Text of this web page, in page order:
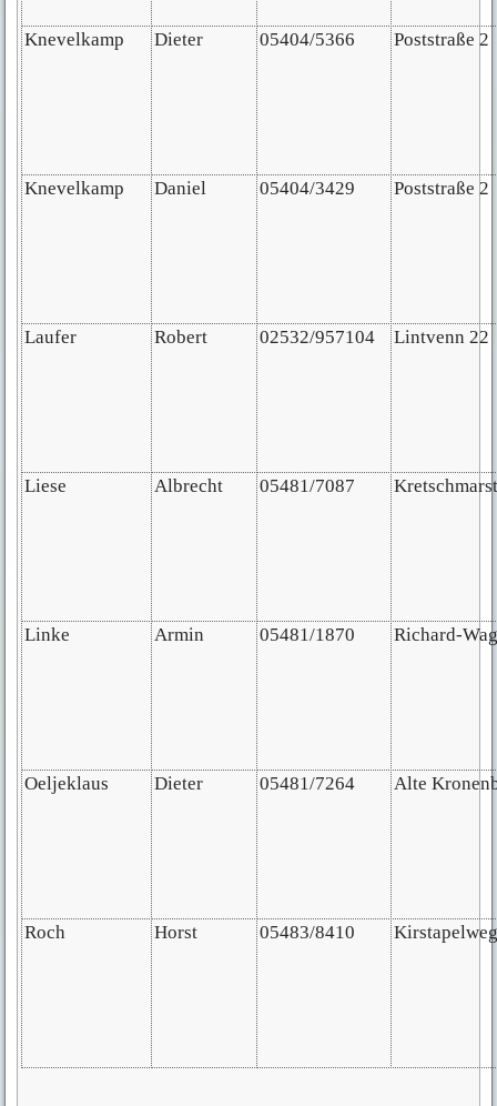
Knevelkamp Dieter 05404/5366 Poststraße 2
Knevelkamp Daniel 05404/3429 Poststraße 2
Laufer Robert 02532/957104 Lintvenn 22
Liese Albrecht 05481/7087
Linke Armin 05481/1870 Richard-
Oeljeklaus Dieter 05481/7264 Alte
Roch Horst 05483/8410